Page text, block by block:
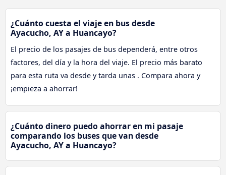
¿Cuánto cuesta el viaje en bus desde
Ayacucho, AY a Huancayo?
El precio de los pasajes de bus dependerá, entre otros
factores, del día y la hora del viaje. El precio más barato
para esta ruta va desde y tarda unas . Compara ahora y
¡empieza a ahorrar!
¿Cuánto dinero puedo ahorrar en mi pasaje
comparando los buses que van desde
Ayacucho, AY a Huancayo?